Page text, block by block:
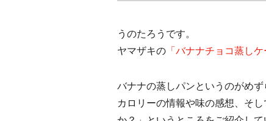
うのたろうです。
ヤマザキの 「バナナチョコ蒸し
バナナの蒸しパンというのがめず
カロリーの情報や味の感想、そ